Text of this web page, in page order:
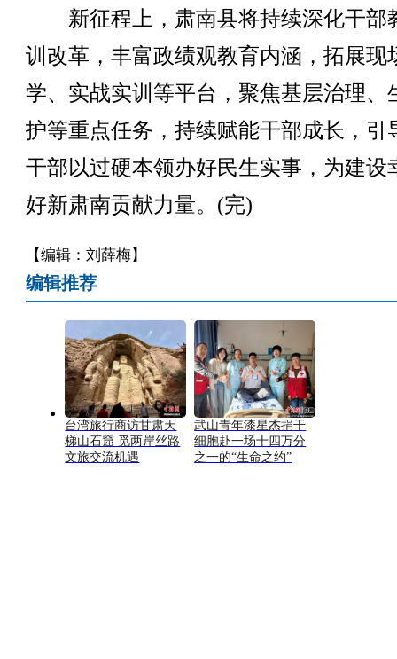
新征程上，肃南县将持续深化干部
训改革，丰富政绩观教育内涵，拓展现
学、实战实训等平台，聚焦基层治理、
护等重点任务，持续赋能干部成长，引
干部以过硬本领办好民生实事，为建设
好新肃南贡献力量。(完)
【编辑：刘薛梅】
编辑推荐
台湾旅行商访甘肃天
梯山石窟 觅两岸丝路
文旅交流机遇
武山青年漆星杰捐干
细胞赴一场十四万分
之一的“生命之约”